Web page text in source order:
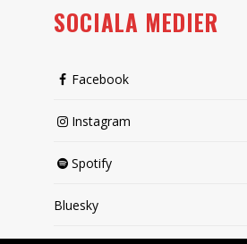
SOCIALA MEDIER
Facebook
Instagram
Spotify
Bluesky